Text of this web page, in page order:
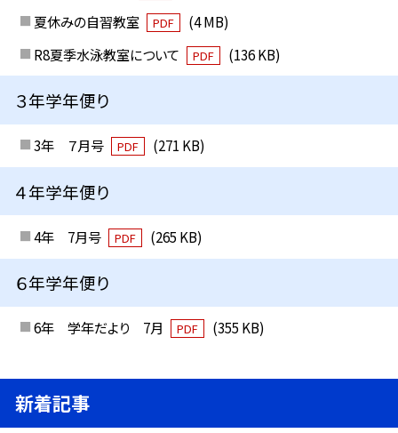
夏休みの自習教室
PDF
(4 MB)
R8夏季水泳教室について
PDF (136 KB)
３年学年便り
3年 ７月号 PDF (271 KB)
４年学年便り
4年 7月号 PDF (265 KB)
６年学年便り
6年 学年だより 7月 PDF (355 KB)
新着記事